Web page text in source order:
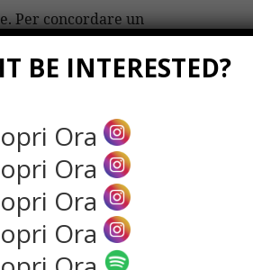
Per concordare un
altra delucidazione, si
sito, oppure inviando
sul profilo
di
di diversi fattori, in
BE INTERESTED?
Ora
Ora
Ora
Ora